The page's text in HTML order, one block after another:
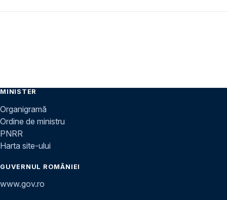
MINISTER
Organigramă
Ordine de ministru
PNRR
Harta site-ului
GUVERNUL ROMÂNIEI
www.gov.ro